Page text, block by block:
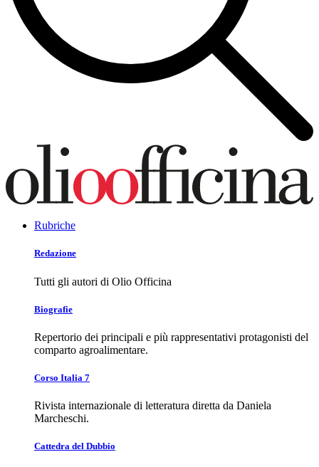
Rubriche
Redazione
Tutti gli autori di Olio Officina
Biografie
Repertorio dei principali e più rappresentativi protagonisti del
comparto agroalimentare.
Corso Italia 7
Rivista internazionale di letteratura diretta da Daniela
Marcheschi.
Cattedra del Dubbio